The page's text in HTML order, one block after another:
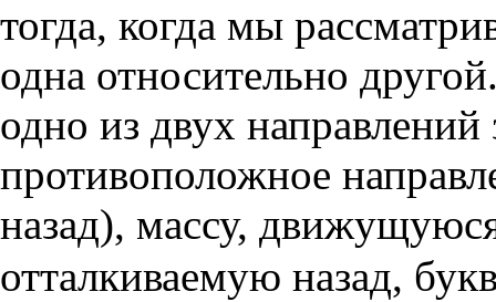
тогда, когда мы
одна относительно
одно из двух
противоположное
назад), массу,
отталкиваемую назад,